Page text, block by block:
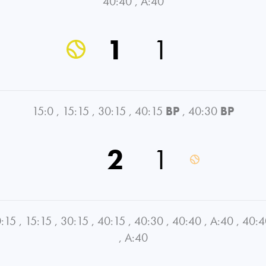
1 1
15:0 , 15:15 , 30:15 , 40:15 BP , 40:30 BP
2 1
, 15:15 , 30:15 , 40:15 , 40:30 , 40:40 , A:40 ,
, A:40